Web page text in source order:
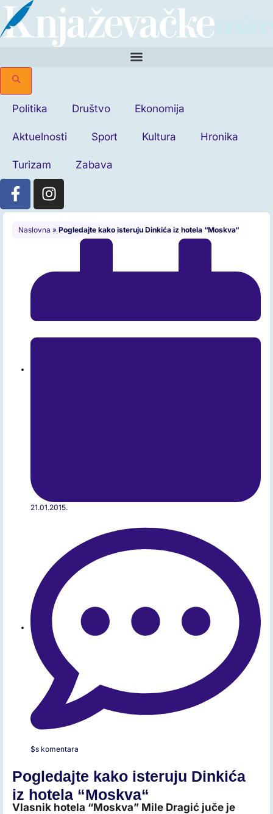
Politika Društvo Ekonomija
Aktuelnosti Sport Kultura Hronika
Turizam Zabava
Naslovna » Pogledajte kako isteruju Dinkića iz hotela “Moskva“
21.01.2015.
$s komentara
Pogledajte kako isteruju Dinkića
iz hotela “Moskva“
Vlasnik hotela “Moskva” Mile Dragić juče je